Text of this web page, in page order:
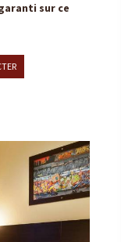
sur ce